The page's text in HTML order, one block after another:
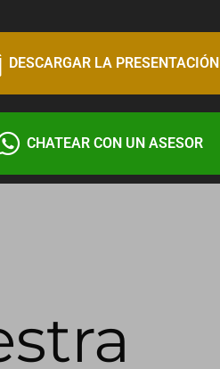
DESCARGAR LA PRESENTACIÓN
CHATEAR CON UN ASESOR